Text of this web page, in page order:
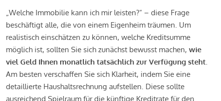
„Welche Immobilie kann ich mir leisten?“ – diese Frage
beschäftigt alle, die von einem Eigenheim träumen. Um
realistisch einschätzen zu können, welche Kreditsumme
möglich ist, sollten Sie sich zunächst bewusst machen, wie
viel Geld Ihnen monatlich tatsächlich zur Verfügung steht.
Am besten verschaffen Sie sich Klarheit, indem Sie eine
detaillierte Haushaltsrechnung aufstellen. Diese sollte
ausreichend Spielraum für die künftige Kreditrate für den